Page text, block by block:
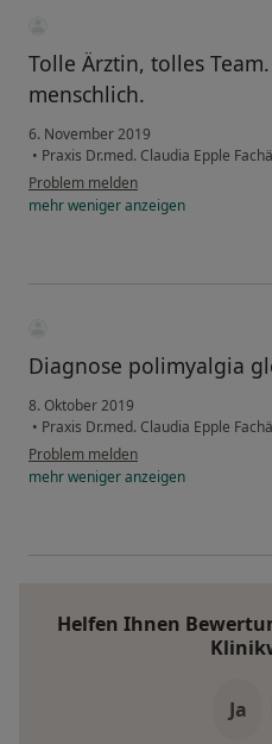
Tolle Ärztin, tolles
menschlich.
6. November 2019
• Praxis Dr.med. Claudia Epple
Problem melden
mehrwenigeranzeigen
Diagnose polimyalgia
8. Oktober 2019
• Praxis Dr.med. Claudia Epple
Problem melden
mehrwenigeranzeigen
Helfen Ihnen
Ja